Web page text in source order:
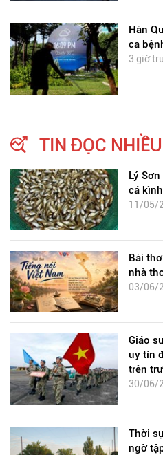
Hàn
ca
3 giờ
TIN ĐỌC
Lý
cá
11/05/
Bài
nhà
03/06/
Giáo
uy tín
trên
30/06/
Thời
ngờ